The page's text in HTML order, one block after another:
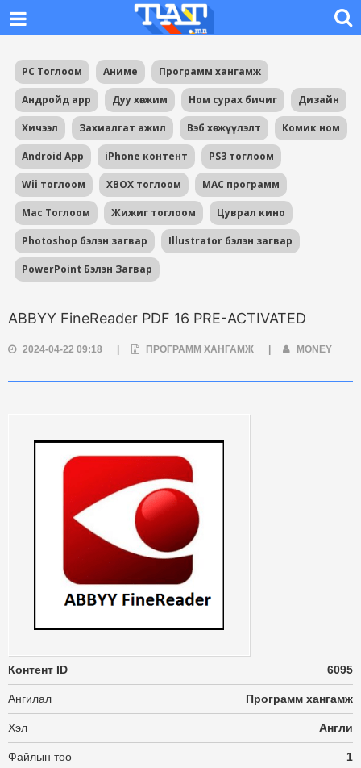
PC Тоглоом Аниме Программ хангамж
Андройд app Дуу хөгжим Ном сурах бичиг Дизайн
Хичээл Захиалгат ажил Вэб хөгжүүлэлт Комик ном
Android App iPhone контент PS3 тоглоом
Wii тоглоом XBOX тоглоом MAC программ
Mac Тоглоом Жижиг тоглоом Цуврал кино
Photoshop бэлэн загвар Illustrator бэлэн загвар
PowerPoint Бэлэн Загвар
ABBYY FineReader PDF 16 PRE-ACTIVATED
2024-04-22 09:18 ПРОГРАММ ХАНГАМЖ MONEY
Контент ID 6095
Ангилал Программ хангамж
Хэл Англи
Файлын тоо 1